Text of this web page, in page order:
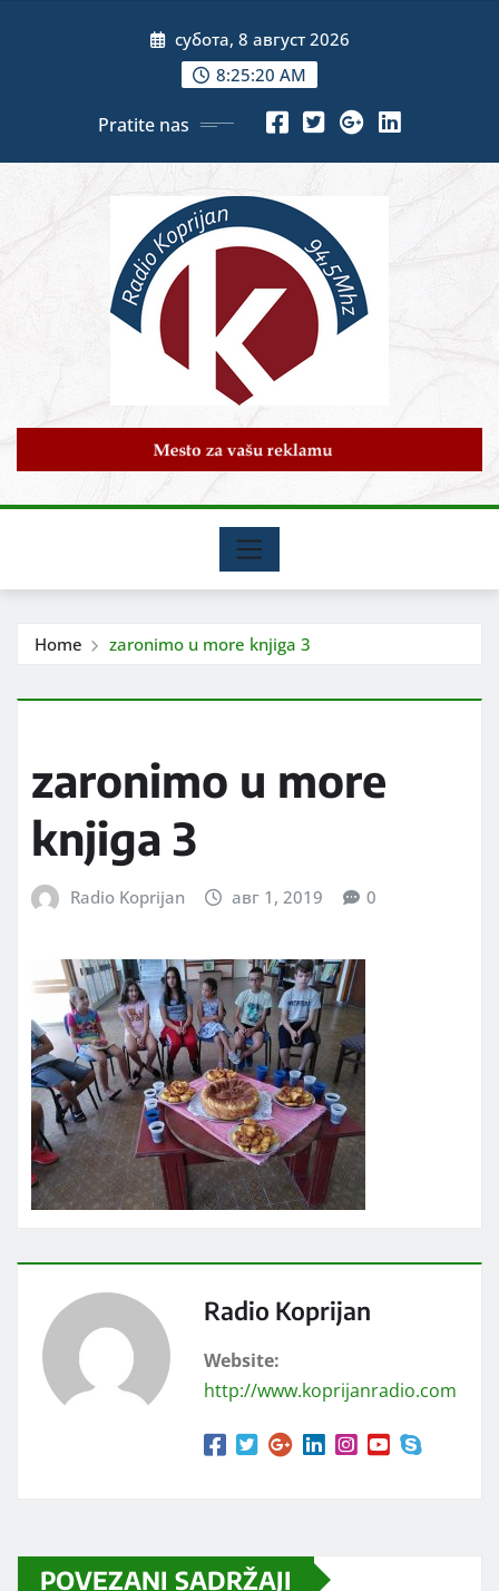
субота, 8 август 2026
8:25:22 AM
Pratite nas
Home zaronimo u more knjiga 3
zaronimo u more
knjiga 3
Radio Koprijan авг 1, 2019 0
Radio Koprijan
Website:
http://www.koprijanradio.com
POVEZANI SADRŽAJI